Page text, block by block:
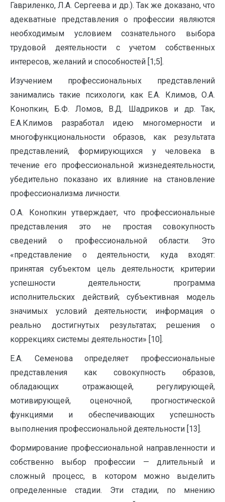
Гавриленко, Л.А. Сергеева и др.). Так же доказано, что
адекватные представления о профессии являются
необходимым условием сознательного выбора
трудовой деятельности с учетом собственных
интересов, желаний и способностей [1;5].
Изучением профессиональных представлений
занимались такие психологи, как Е.А. Климов, О.А.
Конопкин, Б.Ф. Ломов, В.Д. Шадриков и др. Так,
Е.А.Климов разработал идею многомерности и
многофункциональности образов, как результата
представлений, формирующихся у человека в
течение его профессиональной жизнедеятельности,
убедительно показано их влияние на становление
профессионализма личности.
О.А. Конопкин утверждает, что профессиональные
представления это не простая совокупность
сведений о профессиональной области. Это
«представление о деятельности, куда входят:
принятая субъектом цель деятельности; критерии
успешности деятельности; программа
исполнительских действий; субъективная модель
значимых условий деятельности; информация о
реально достигнутых результатах; решения о
коррекциях системы деятельности» [10].
Е.А. Семенова определяет профессиональные
представления как совокупность образов,
обладающих отражающей, регулирующей,
мотивирующей, оценочной, прогностической
функциями и обеспечивающих успешность
выполнения профессиональной деятельности [13].
Формирование профессиональной направленности и
собственно выбор профессии — длительный и
сложный процесс, в котором можно выделить
определенные стадии. Эти стадии, по мнению